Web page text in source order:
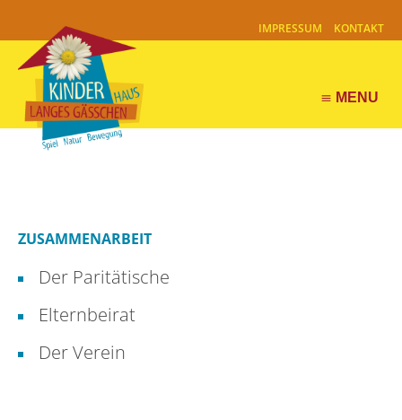
IMPRESSUM KONTAKT
menu MENU
ZUSAMMENARBEIT
Der Paritätische
Elternbeirat
Der Verein